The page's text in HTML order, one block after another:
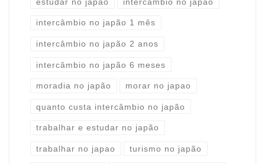
intercâmbio no japão 1 mês
intercâmbio no japão 2 anos
intercâmbio no japão 6 meses
moradia no japão morar no japao
quanto custa intercâmbio no japão
trabalhar e estudar no japão
trabalhar no japao turismo no japão